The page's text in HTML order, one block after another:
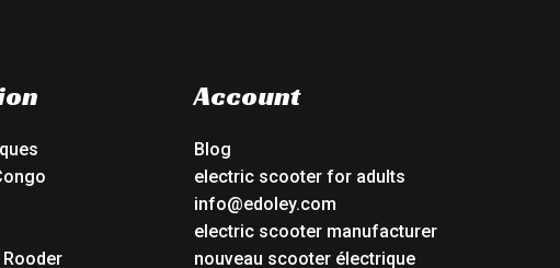
Account
Blog
electric scooter for adults
info@edoley.com
electric scooter manufacturer
nouveau scooter électrique